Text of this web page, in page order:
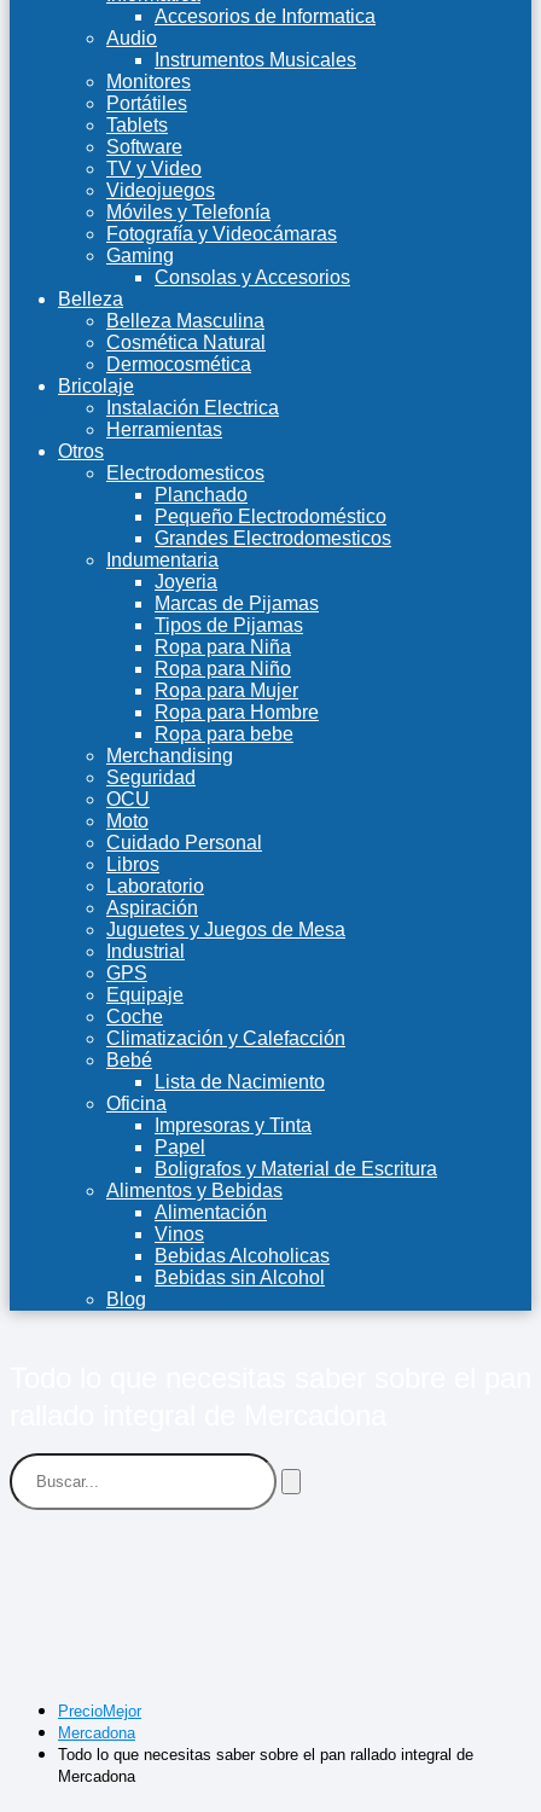
Accesorios de Informatica
Audio
Instrumentos Musicales
Monitores
Portátiles
Tablets
Software
TV y Video
Videojuegos
Móviles y Telefonía
Fotografía y Videocámaras
Gaming
Consolas y Accesorios
Belleza
Belleza Masculina
Cosmética Natural
Dermocosmética
Bricolaje
Instalación Electrica
Herramientas
Otros
Electrodomesticos
Planchado
Pequeño Electrodoméstico
Grandes Electrodomesticos
Indumentaria
Joyeria
Marcas de Pijamas
Tipos de Pijamas
Ropa para Niña
Ropa para Niño
Ropa para Mujer
Ropa para Hombre
Ropa para bebe
Merchandising
Seguridad
OCU
Moto
Cuidado Personal
Libros
Laboratorio
Aspiración
Juguetes y Juegos de Mesa
Industrial
GPS
Equipaje
Coche
Climatización y Calefacción
Bebé
Lista de Nacimiento
Oficina
Impresoras y Tinta
Papel
Boligrafos y Material de Escritura
Alimentos y Bebidas
Alimentación
Vinos
Bebidas Alcoholicas
Bebidas sin Alcohol
Blog
PrecioMejor
Mercadona
Todo lo que necesitas saber sobre el pan rallado integral de
Mercadona